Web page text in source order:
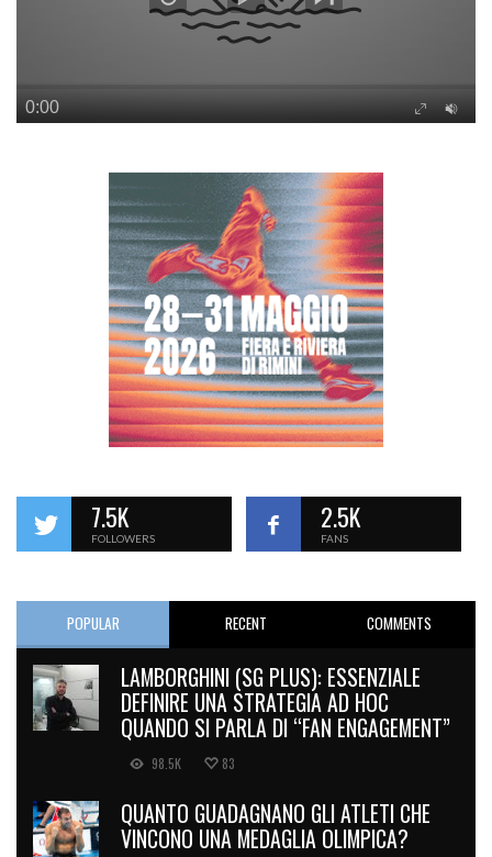
7.5K
FOLLOWERS
2.5K
FANS
POPULAR RECENT COMMENTS
LAMBORGHINI (SG PLUS): ESSENZIALE
DEFINIRE UNA STRATEGIA AD HOC
QUANDO SI PARLA DI “FAN ENGAGEMENT”
98.5K 83
QUANTO GUADAGNANO GLI ATLETI CHE
VINCONO UNA MEDAGLIA OLIMPICA?